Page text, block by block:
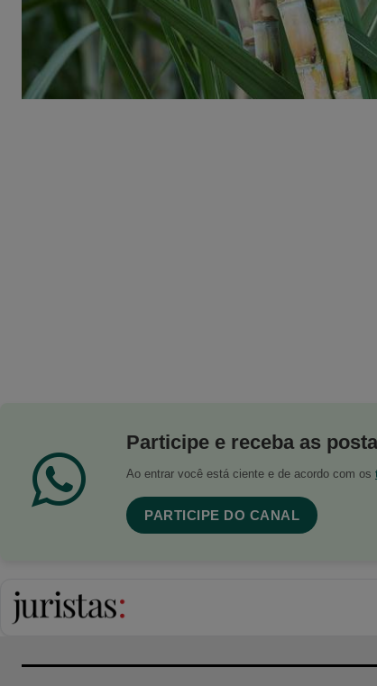
Participe e receba as
Ao entrar você está ciente e de acordo com os
PARTICIPE DO CANAL